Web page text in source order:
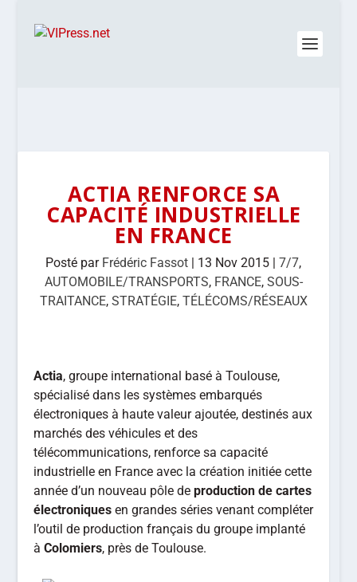
ACTIA RENFORCE SA
CAPACITÉ INDUSTRIELLE
EN FRANCE
Posté par Frédéric Fassot | 13 Nov 2015 |7/7,
AUTOMOBILE/TRANSPORTS, FRANCE, SOUS-
TRAITANCE, STRATÉGIE, TÉLÉCOMS/RÉSEAUX
Actia, groupe international basé à Toulouse,
spécialisé dans les systèmes embarqués
électroniques à haute valeur ajoutée, destinés aux
marchés des véhicules et des
télécommunications, renforce sa capacité
industrielle en France avec la création initiée cette
année d’un nouveau pôle deproduction de cartes
électroniquesen grandes séries venant compléter
l’outil de production français du groupe implanté
àColomiers, près de Toulouse.